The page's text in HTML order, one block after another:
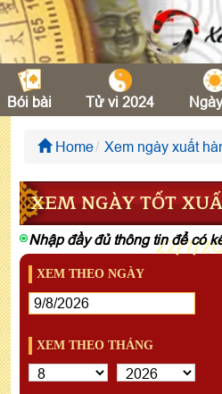
Bói bài Tử vi 2024
Home Xem ngày xuất
XEM NGÀY TỐT
22/7/
Nhập đầy đủ thông tin để có
XEM THEO NGÀY
XEM THEO THÁNG